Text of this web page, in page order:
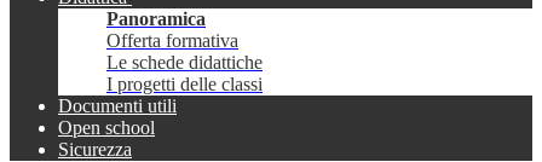
Panoramica
Offerta formativa
Le schede didattiche
I progetti delle classi
Documenti utili
Open school
Sicurezza